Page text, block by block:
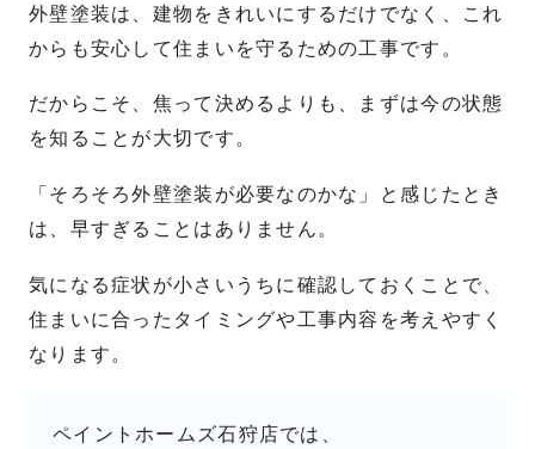
外壁塗装は、建物をきれいにするだけでなく、これ
からも安心して住まいを守るための工事です。
だからこそ、焦って決めるよりも、まずは今の状態
を知ることが大切です。
「そろそろ外壁塗装が必要なのかな」と感じたとき
は、早すぎることはありません。
気になる症状が小さいうちに確認しておくことで、
住まいに合ったタイミングや工事内容を考えやすく
なります。
ペイントホームズ石狩店では、